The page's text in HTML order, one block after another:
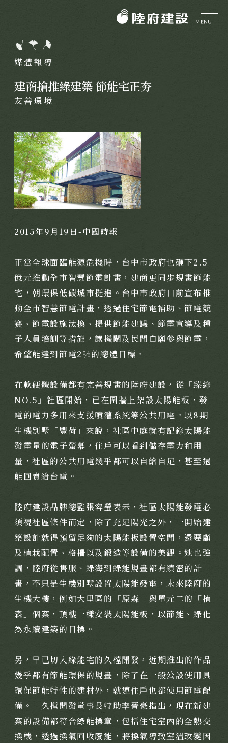
MENU
陸府健社
菁英團隊
品牌價值
永續服務
質感樂活
FOUNDATION
關於陸府基金會
最新消息
美學活動
聯絡我們
陸府新訊
NEWS
全部訊息
國際展覽
用心服務
媒體報導
經典豐藏
PROJECT
新案鑑賞
經典築績
特約商家
全部商家
饗樂派對
舒心療癒
健康活力
靜謐品味
聯絡我們
CONTACT
線上留言
媒體報導
建商搶推綠建築 節能宅正夯
友善環境
2015年9月19日-中國時報
正當全球面臨能源危機時，台中市政府也砸下2.5
億元推動全市智慧節電計畫，建商更同步規畫節能
宅，朝環保低碳城市挺進。台中市政府日前宣布推
動全市智慧節電計畫，透過住宅節電補助、節電競
賽、節電設施汰換、提供節能建議、節電宣導及種
子人員培訓等措施，讓機關及民間自願參與節電，
希望能達到節電2%的總體目標。
在軟硬體設備都有完善規畫的陸府建設，從「臻綠
NO.5」社區開始，已在圍牆上架設太陽能板，發
電的電力多用來支援噴灌系統等公共用電。以8期
生機別墅「豐荷」來說，社區中庭就有記錄太陽能
發電量的電子螢幕，住戶可以看到儲存電力和用
量，社區的公共用電幾乎都可以自給自足，甚至還
能回賣給台電。
陸府建設品牌總監張容瑩表示，社區太陽能發電必
須視社區條件而定，除了充足陽光之外，一開始建
築設計就得預留足夠的太陽能板設置空間，還要顧
及植栽配置、格柵以及鍛造等設備的美觀。她也強
調，陸府從售服、綠海到綠能規畫都有縝密的計
畫，不只是生機別墅設置太陽能發電，未來陸府的
生機大樓，例如大里區的「原森」與單元二的「植
森」個案，頂樓一樣安裝太陽能板，以節能、綠化
為永續建築的目標。
另，早已切入綠能宅的久樘開發，近期推出的作品
幾乎都有節能環保的規畫，除了在一般公設使用具
環保節能特性的建材外，就連住戶也都使用節電配
備。」久樘開發董事長特助李晉豪指出，現在新建
案的設備都符合綠能標章，包括住宅室內的全熱交
換機，透過換氣回收廢能，將換氣導致室溫改變因